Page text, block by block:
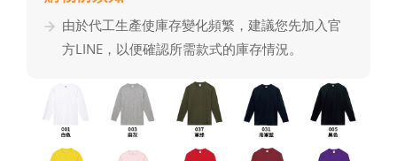
由於代⼯⽣產使庫存變化頻繁，建議您先加入官
⽅LINE，以便確認所需款式的庫存情況。